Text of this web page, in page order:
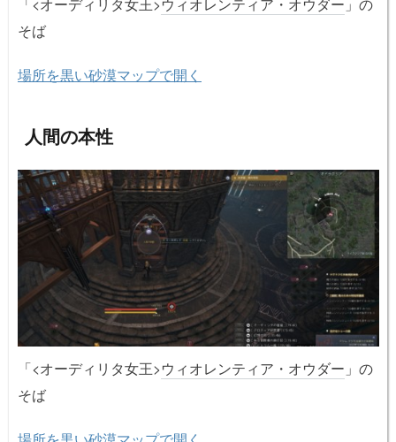
「<オーディリタ女王>ウィオレンティア・オウダー 」の
そば
場所を黒い砂漠マップで開く
人間の本性
「<オーディリタ女王>ウィオレンティア・オウダー 」の
そば